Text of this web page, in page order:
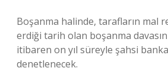
Boşanma halinde, tarafların mal
erdiği tarih olan boşanma
itibaren on yıl süreyle şahsi
denetlenecek.